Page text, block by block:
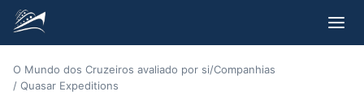
O Mundo dos Cruzeiros avaliado por si/Companhias
/ Quasar Expeditions